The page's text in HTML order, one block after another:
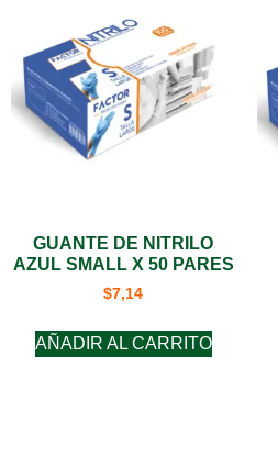
GUANTE DE NITRILO
AZUL SMALL X 50 PARES
$7,14
AÑADIR AL CARRITO